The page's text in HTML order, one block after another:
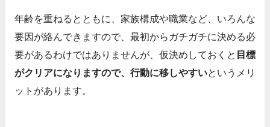
年齢を重ねるとともに、家族構成や職業など、いろんな
要因が絡んできますので、最初からガチガチに決める必
要があるわけではありませんが、仮決めしておくと 目標
がクリアになりますので、行動に移しやすいというメリ
ットがあります。